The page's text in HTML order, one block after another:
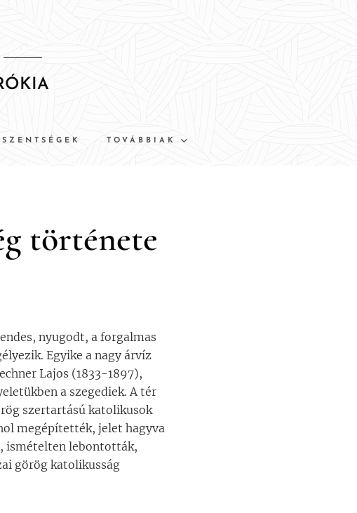
SZENTSÉGEK TOVÁBBIAK
története
nyugodt, a forgalmas
Egyike a nagy árvíz
Lajos (1833-1897),
a szegediek. A tér
szertartású katolikusok
megépítették, jelet hagyva
ismételten lebontották,
görög katolikusság